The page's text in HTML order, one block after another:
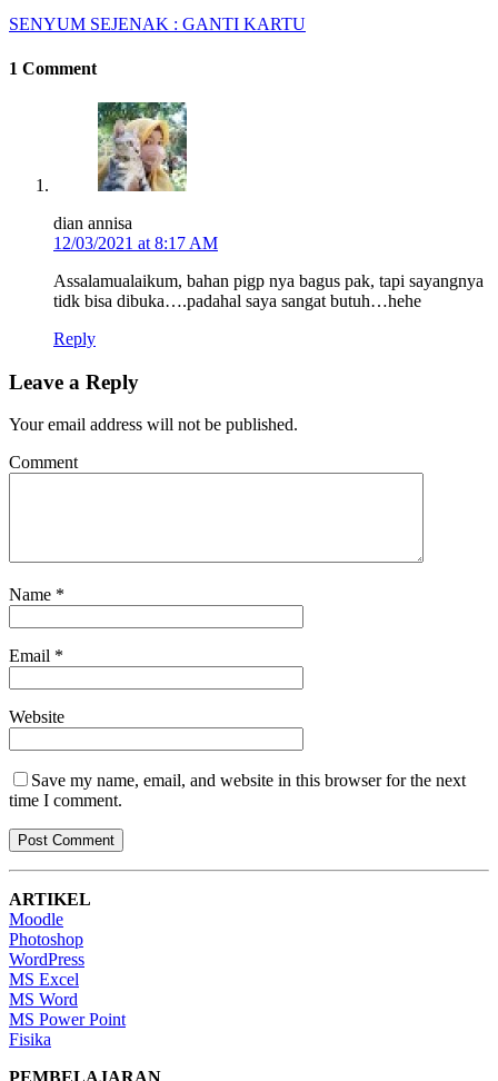
SENYUM SEJENAK : GANTI KARTU
1 Comment
dian annisa
12/03/2021 at 8:17 AM
Assalamualaikum, bahan pigp nya bagus pak, tapi sayangnya
tidk bisa dibuka….padahal saya sangat butuh…hehe
Reply
Leave a Reply
Your email address will not be published.
Comment
Name *
Email *
Website
Save my name, email, and website in this browser for the next
time I comment.
ARTIKEL
Moodle
Photoshop
WordPress
MS Excel
MS Word
MS Power Point
Fisika